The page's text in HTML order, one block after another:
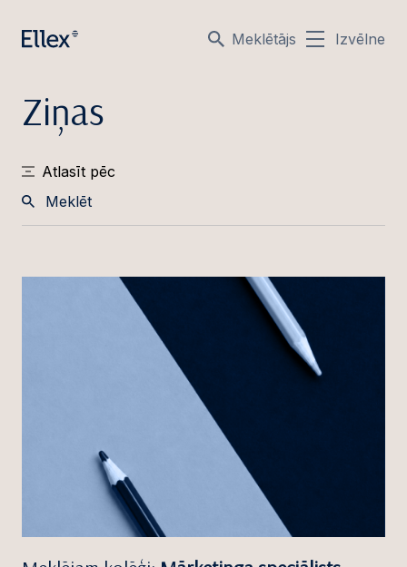
Meklētājs Izvēlne
Ziņas
Atlasīt pēc